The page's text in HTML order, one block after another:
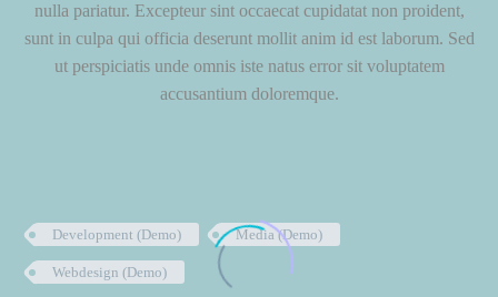
nulla pariatur. Excepteur sint occaecat cupidatat non proident,
sunt in culpa qui officia deserunt mollit anim id est laborum. Sed
ut perspiciatis unde omnis iste natus error sit voluptatem
accusantium doloremque.
Development (Demo) Media (Demo)
Webdesign (Demo)